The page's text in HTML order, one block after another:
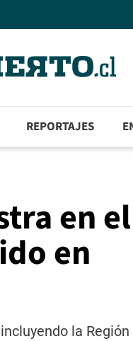
REPORTAJES
en el
en
la Región